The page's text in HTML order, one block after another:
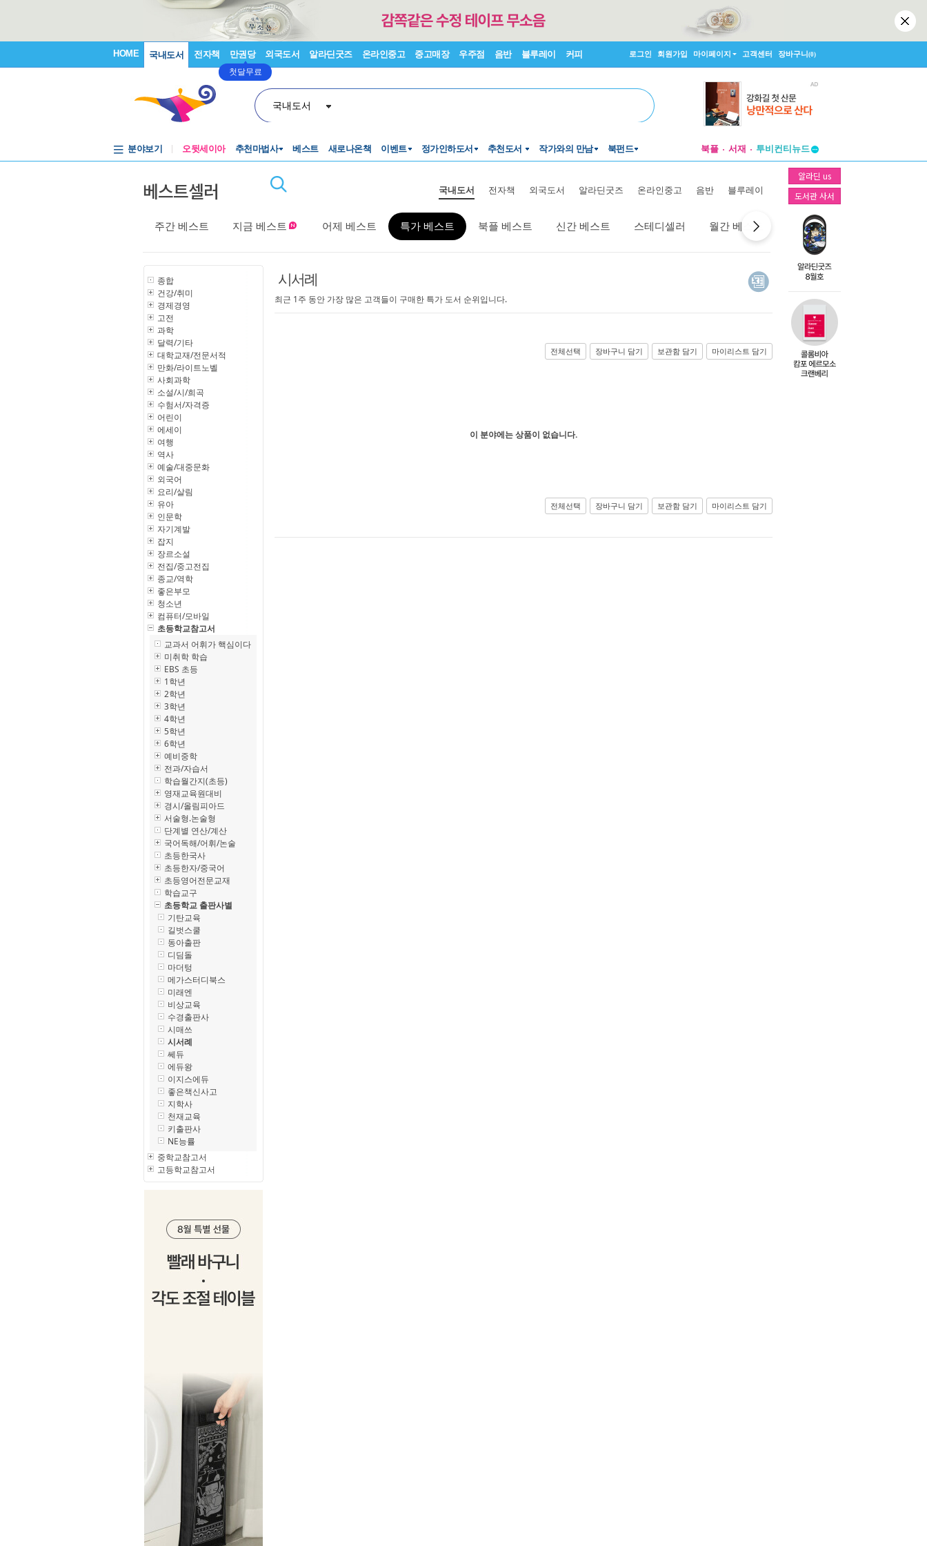
HOME 국내도서 전자책 만권당
첫달무료
외국도서 알라딘굿즈 온라인중고 중고매장 우주점 음반 블루레이 커피 로그인 회원가입 마이페이지 고객센터 장바구니(0)
국내도서
분야보기 오뒷세이아 추천마법사 베스트 새로나온책 이벤트 정가인하도서 추천도서 작가와의 만남 북펀드 북플 서재
투비컨티뉴드
창작플랫폼
투비컨티뉴드
알라딘 us
도서관 사서
베스트셀러 국내도서 전자책 외국도서 알라딘굿즈 온라인중고 음반 블루레이
주간 베스트 지금 베스트 어제 베스트 특가 베스트 북플 베스트 신간 베스트 스테디셀러 월간 베스트 역대 베스트
종합
건강/취미
경제경영
고전
과학
달력/기타
대학교재/전문서적
만화/라이트노벨
사회과학
소설/시/희곡
수험서/자격증
어린이
에세이
여행
역사
예술/대중문화
외국어
요리/살림
유아
인문학
자기계발
잡지
장르소설
전집/중고전집
종교/역학
좋은부모
청소년
컴퓨터/모바일
초등학교참고서
교과서 어휘가 핵심이다
미취학 학습
EBS 초등
1학년
2학년
3학년
4학년
5학년
6학년
예비중학
전과/자습서
학습월간지(초등)
영재교육원대비
경시/올림피아드
서술형.논술형
단계별 연산/계산
국어독해/어휘/논술
초등한국사
초등한자/중국어
초등영어전문교재
학습교구
초등학교 출판사별
기탄교육
길벗스쿨
동아출판
디딤돌
마더텅
메가스터디북스
미래엔
비상교육
수경출판사
시매쓰
시서례
쎄듀
에듀왕
이지스에듀
좋은책신사고
지학사
천재교육
키출판사
NE능률
중학교참고서
고등학교참고서
시서례
최근 1주 동안 가장 많은 고객들이 구매한 특가 도서 순위입니다.
전체선택 장바구니 담기 보관함 담기 마이리스트 담기
이 분야에는 상품이 없습니다.
전체선택 장바구니 담기 보관함 담기 마이리스트 담기